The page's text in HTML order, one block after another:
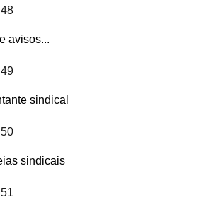
avisos...
sindical
sindicais